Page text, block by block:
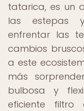
tatarica, es un
las estepas
enfrentar las
cambios
a este
más
bulbosa y
eficiente